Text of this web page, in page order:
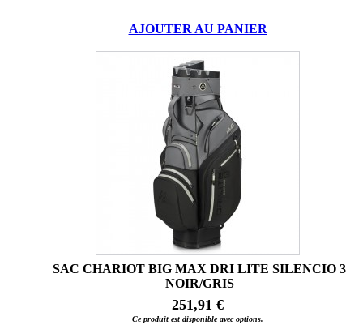
AJOUTER AU PANIER
SAC CHARIOT BIG MAX DRI LITE SILENCIO 3
NOIR/GRIS
251,91 €
Ce produit est disponible avec options.